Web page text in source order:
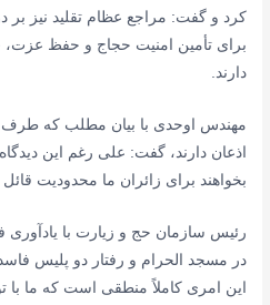
کرد و گفت: مراجع عظام تقلید نیز
برای تأمین امنیت حجاج و حفظ عزت،
دارند.
مهندس اوحدی با بیان مطلب که طرف
اذعان دارند، گفت: علی رغم این
بخواهند برای زائران ما محدودیت
رئیس سازمان حج و زیارت با یادآوری
در مسجد الحرام و رفتار دو پلیس
این امری کاملاً منطقی است که ما با